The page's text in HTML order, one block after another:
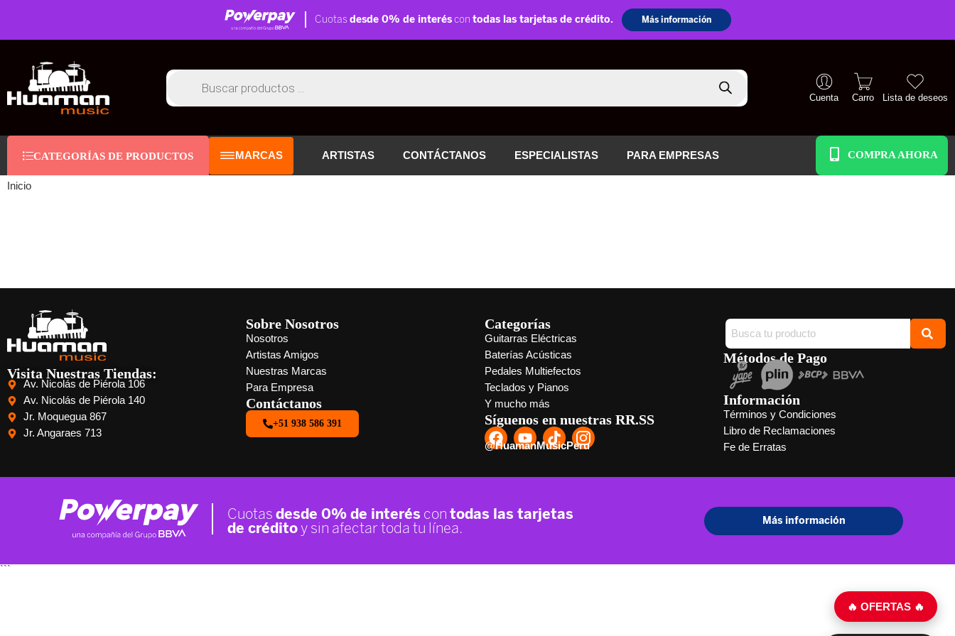
Cuenta Carro Lista de deseos
CATEGORÍAS DE PRODUCTOS MARCAS ARTISTAS CONTÁCTANOS ESPECIALISTAS PARA EMPRESAS +51 938 586 391
Inicio
Visita Nuestras Tiendas:
Av. Nicolás de Piérola 106
Av. Nicolás de Piérola 140
Jr. Moquegua 867
Jr. Angaraes 713
Sobre Nosotros
Nosotros
Artistas Amigos
Nuestras Marcas
Para Empresa
Contáctanos
+51 938 586 391
Categorías
Guitarras Eléctricas
Baterías Acústicas
Pedales Multiefectos
Teclados y Pianos
Y mucho más
Síguenos en nuestras RR.SS
@HuamanMusicPeru
Métodos de Pago
Información
Términos y Condiciones
Libro de Reclamaciones
Fe de Erratas
```
🔥 OFERTAS 🔥